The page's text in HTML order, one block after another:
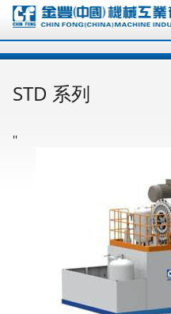
STD 系列
''